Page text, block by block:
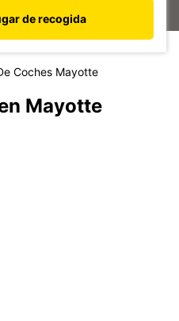
de recogida
Coches Mayotte
Mayotte